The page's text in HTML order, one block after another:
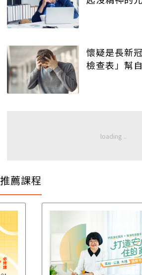
懷疑是長新
檢查表」幫
推薦課程